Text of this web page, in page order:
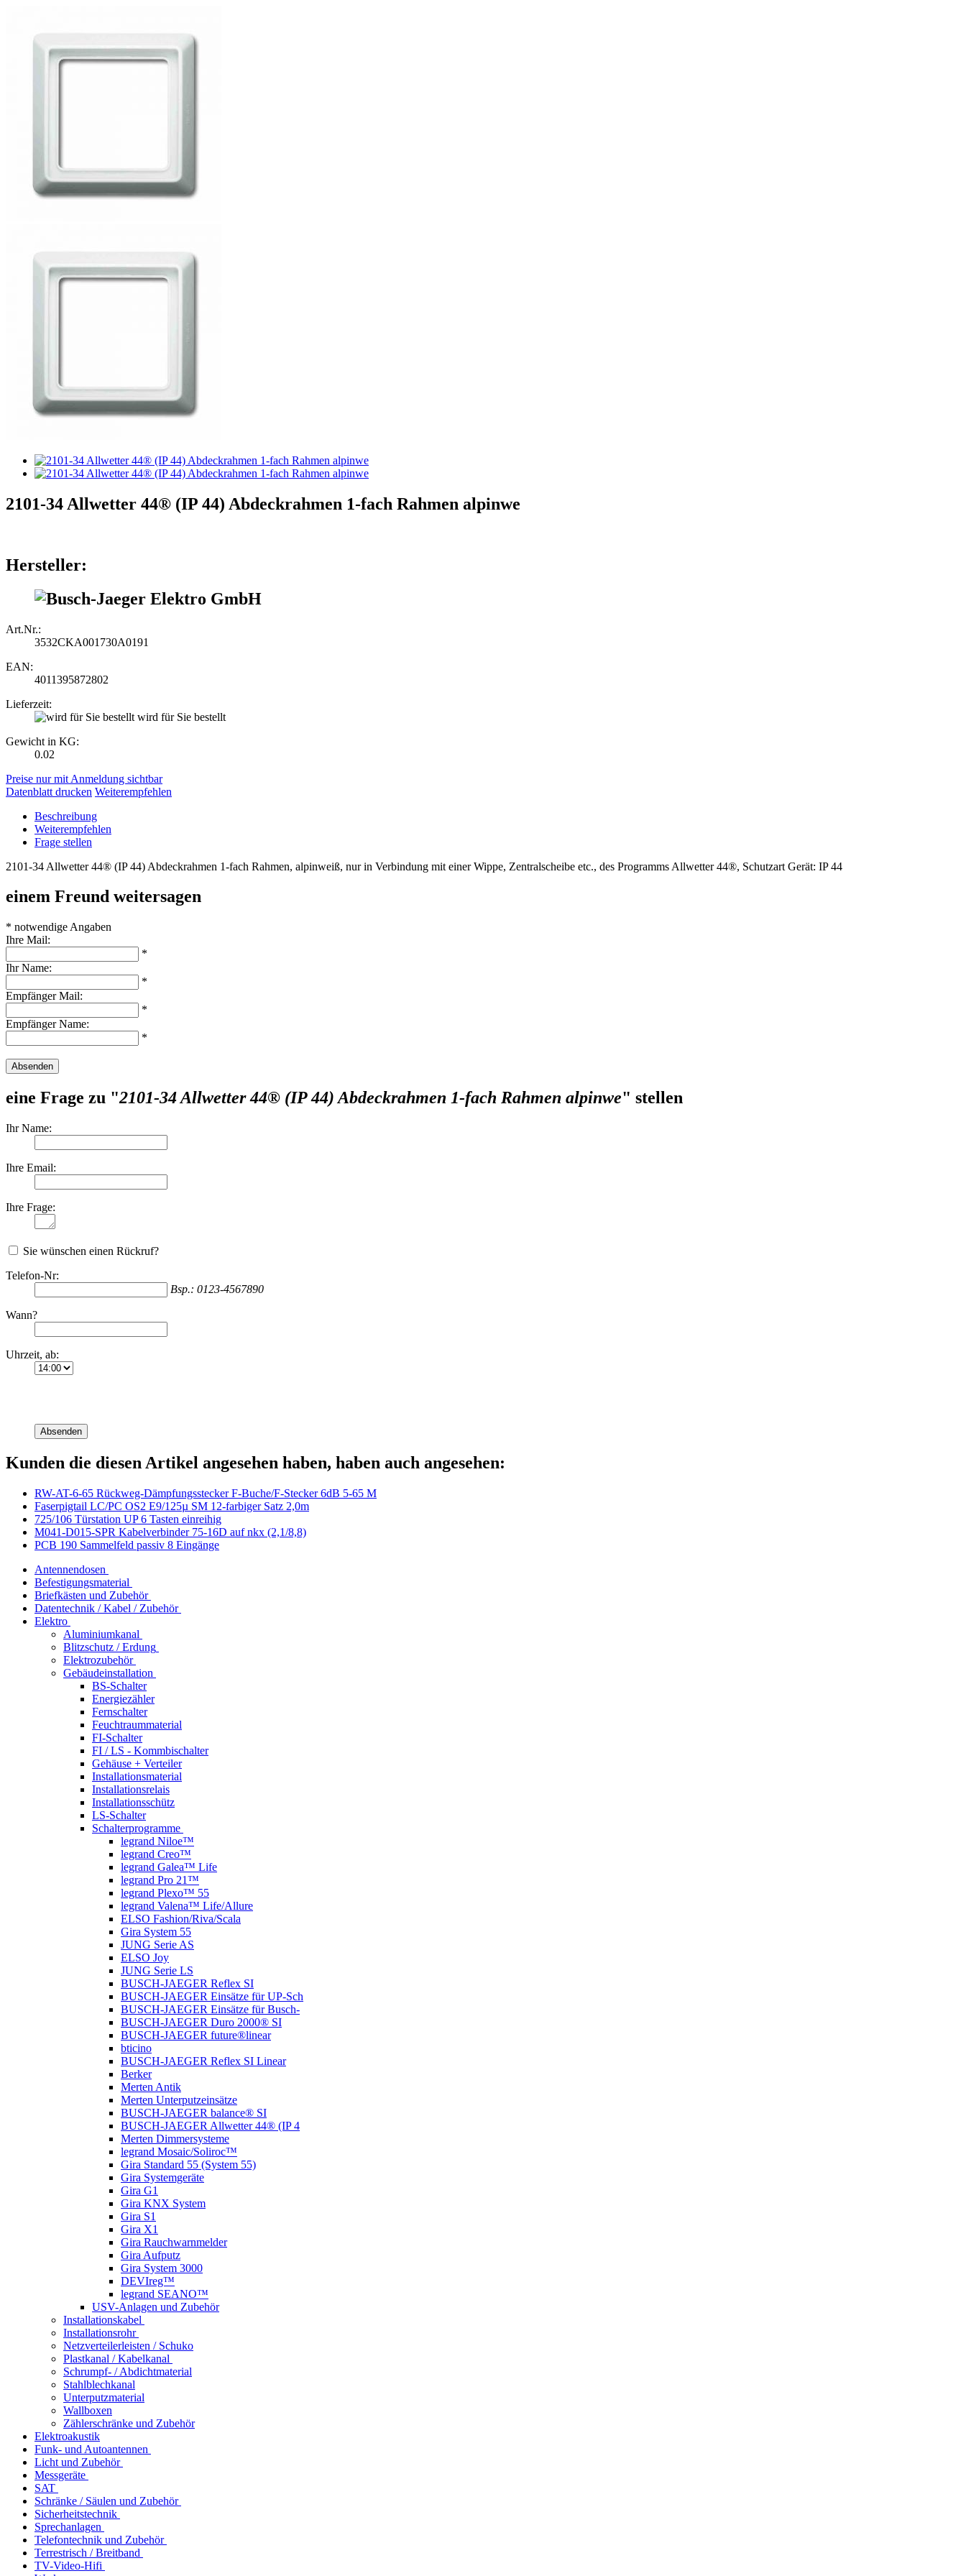
2101-34 Allwetter 44® (IP 44) Abdeckrahmen 1-fach Rahmen alpinwe
Hersteller:
Art.Nr.:
3532CKA001730A0191
EAN:
4011395872802
Lieferzeit:
wird für Sie bestellt
Gewicht in KG:
0.02
Preise nur mit Anmeldung sichtbar
Datenblatt drucken Weiterempfehlen
Beschreibung
Weiterempfehlen
Frage stellen
2101-34 Allwetter 44® (IP 44) Abdeckrahmen 1-fach Rahmen, alpinweiß, nur in Verbindung mit einer Wippe, Zentralscheibe etc., des Programms Allwetter 44®, Schutzart Gerät: IP 44
einem Freund weitersagen
* notwendige Angaben
Ihre Mail:
*
Ihr Name:
*
Empfänger Mail:
*
Empfänger Name:
*
Absenden
eine Frage zu "2101-34 Allwetter 44® (IP 44) Abdeckrahmen 1-fach Rahmen alpinwe" stellen
Ihr Name:
Ihre Email:
Ihre Frage:
Sie wünschen einen Rückruf?
Telefon-Nr:
Bsp.: 0123-4567890
Wann?
Uhrzeit, ab:
Absenden
Kunden die diesen Artikel angesehen haben, haben auch angesehen:
RW-AT-6-65 Rückweg-Dämpfungsstecker F-Buche/F-Stecker 6dB 5-65 M
Faserpigtail LC/PC OS2 E9/125µ SM 12-farbiger Satz 2,0m
725/106 Türstation UP 6 Tasten einreihig
M041-D015-SPR Kabelverbinder 75-16D auf nkx (2,1/8,8)
PCB 190 Sammelfeld passiv 8 Eingänge
Antennendosen
Befestigungsmaterial
Briefkästen und Zubehör
Datentechnik / Kabel / Zubehör
Elektro
Aluminiumkanal
Blitzschutz / Erdung
Elektrozubehör
Gebäudeinstallation
BS-Schalter
Energiezähler
Fernschalter
Feuchtraummaterial
FI-Schalter
FI / LS - Kommbischalter
Gehäuse + Verteiler
Installationsmaterial
Installationsrelais
Installationsschütz
LS-Schalter
Schalterprogramme
legrand Niloe™
legrand Creo™
legrand Galea™ Life
legrand Pro 21™
legrand Plexo™ 55
legrand Valena™ Life/Allure
ELSO Fashion/Riva/Scala
Gira System 55
JUNG Serie AS
ELSO Joy
JUNG Serie LS
BUSCH-JAEGER Reflex SI
BUSCH-JAEGER Einsätze für UP-Sch
BUSCH-JAEGER Einsätze für Busch-
BUSCH-JAEGER Duro 2000® SI
BUSCH-JAEGER future®linear
bticino
BUSCH-JAEGER Reflex SI Linear
Berker
Merten Antik
Merten Unterputzeinsätze
BUSCH-JAEGER balance® SI
BUSCH-JAEGER Allwetter 44® (IP 4
Merten Dimmersysteme
legrand Mosaic/Soliroc™
Gira Standard 55 (System 55)
Gira Systemgeräte
Gira G1
Gira KNX System
Gira S1
Gira X1
Gira Rauchwarnmelder
Gira Aufputz
Gira System 3000
DEVIreg™
legrand SEANO™
USV-Anlagen und Zubehör
Installationskabel
Installationsrohr
Netzverteilerleisten / Schuko
Plastkanal / Kabelkanal
Schrumpf- / Abdichtmaterial
Stahlblechkanal
Unterputzmaterial
Wallboxen
Zählerschränke und Zubehör
Elektroakustik
Funk- und Autoantennen
Licht und Zubehör
Messgeräte
SAT
Schränke / Säulen und Zubehör
Sicherheitstechnik
Sprechanlagen
Telefontechnik und Zubehör
Terrestrisch / Breitband
TV-Video-Hifi